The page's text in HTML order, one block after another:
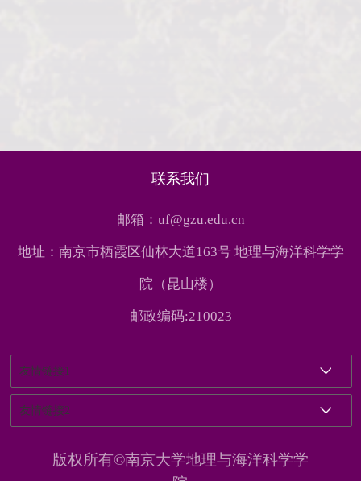
联系我们
邮箱：uf@gzu.edu.cn
地址：南京市栖霞区仙林大道163号 地理与海洋科学学
院（昆山楼）
邮政编码:210023
友情链接1
友情链接2
版权所有©南京大学地理与海洋科学学